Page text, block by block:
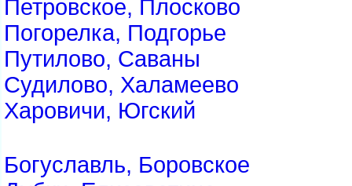
Петровское, Плосково
Погорелка, Подгорье
Путилово, Саваны
Судилово, Халамеево
Харовичи, Югский
Богуславль, Боровское